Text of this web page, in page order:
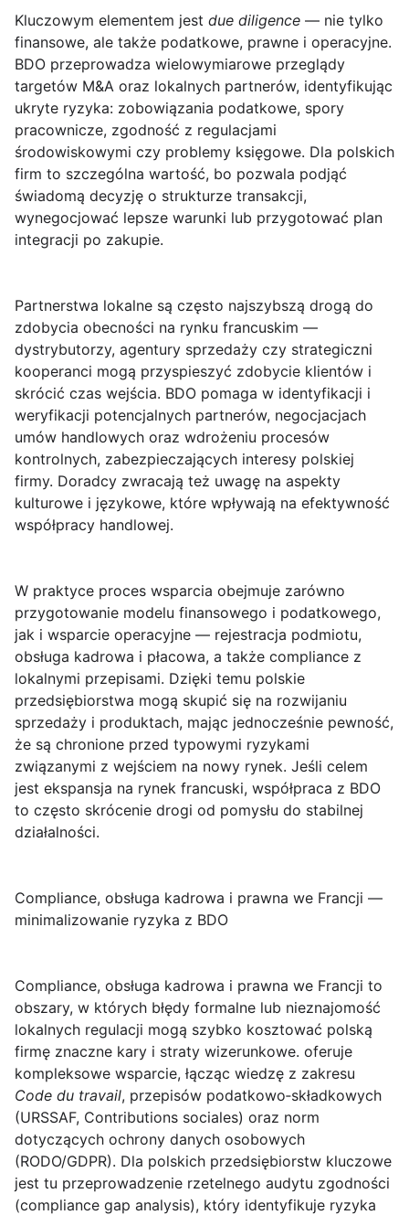
Kluczowym elementem jest due diligence — nie tylko
finansowe, ale także podatkowe, prawne i operacyjne.
BDO przeprowadza wielowymiarowe przeglądy
targetów M&A oraz lokalnych partnerów, identyfikując
ukryte ryzyka: zobowiązania podatkowe, spory
pracownicze, zgodność z regulacjami
środowiskowymi czy problemy księgowe. Dla polskich
firm to szczególna wartość, bo pozwala podjąć
świadomą decyzję o strukturze transakcji,
wynegocjować lepsze warunki lub przygotować plan
integracji po zakupie.
Partnerstwa lokalne są często najszybszą drogą do
zdobycia obecności na rynku francuskim —
dystrybutorzy, agentury sprzedaży czy strategiczni
kooperanci mogą przyspieszyć zdobycie klientów i
skrócić czas wejścia. BDO pomaga w identyfikacji i
weryfikacji potencjalnych partnerów, negocjacjach
umów handlowych oraz wdrożeniu procesów
kontrolnych, zabezpieczających interesy polskiej
firmy. Doradcy zwracają też uwagę na aspekty
kulturowe i językowe, które wpływają na efektywność
współpracy handlowej.
W praktyce proces wsparcia obejmuje zarówno
przygotowanie modelu finansowego i podatkowego,
jak i wsparcie operacyjne — rejestracja podmiotu,
obsługa kadrowa i płacowa, a także compliance z
lokalnymi przepisami. Dzięki temu polskie
przedsiębiorstwa mogą skupić się na rozwijaniu
sprzedaży i produktach, mając jednocześnie pewność,
że są chronione przed typowymi ryzykami
związanymi z wejściem na nowy rynek. Jeśli celem
jest ekspansja na rynek francuski, współpraca z BDO
to często skrócenie drogi od pomysłu do stabilnej
działalności.
Compliance, obsługa kadrowa i prawna we Francji —
minimalizowanie ryzyka z BDO
Compliance, obsługa kadrowa i prawna we Francji to
obszary, w których błędy formalne lub nieznajomość
lokalnych regulacji mogą szybko kosztować polską
firmę znaczne kary i straty wizerunkowe. oferuje
kompleksowe wsparcie, łącząc wiedzę z zakresu
Code du travail, przepisów podatkowo‑składkowych
(URSSAF, Contributions sociales) oraz norm
dotyczących ochrony danych osobowych
(RODO/GDPR). Dla polskich przedsiębiorstw kluczowe
jest tu przeprowadzenie rzetelnego audytu zgodności
(compliance gap analysis), który identyfikuje ryzyka